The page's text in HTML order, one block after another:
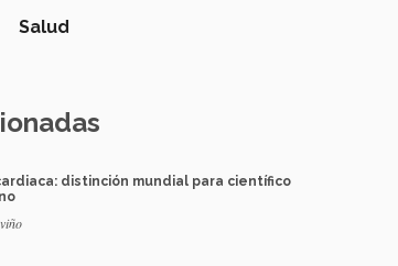
Salud
distinción mundial para científico